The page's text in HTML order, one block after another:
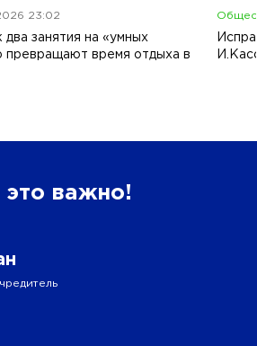
23:02
занятия на «умных
превращают время отдыха в
это важно!